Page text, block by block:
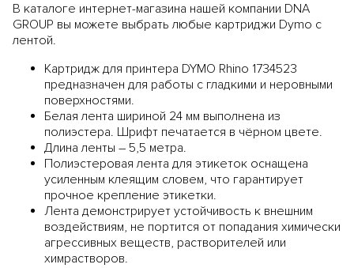
В каталоге интернет-магазина нашей компании DNA
GROUP вы можете выбрать любые картриджи Dymo с
лентой.
Картридж для принтера DYMO Rhino 1734523
предназначен для работы с гладкими и неровными
поверхностями.
Белая лента шириной 24 мм выполнена из
полиэстера. Шрифт печатается в чёрном цвете.
Длина ленты – 5,5 метра.
Полиэстеровая лента для этикеток оснащена
усиленным клеящим словем, что гарантирует
прочное крепление этикетки.
Лента демонстрирует устойчивость к внешним
воздействиям, не портится от попадания химически
агрессивных веществ, растворителей или
химрастворов.